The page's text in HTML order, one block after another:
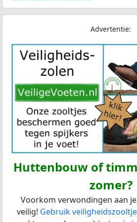
Advertentie:
Huttenbouw of
zomer?
Voorkom verwondingen aan
veilig! Gebruik